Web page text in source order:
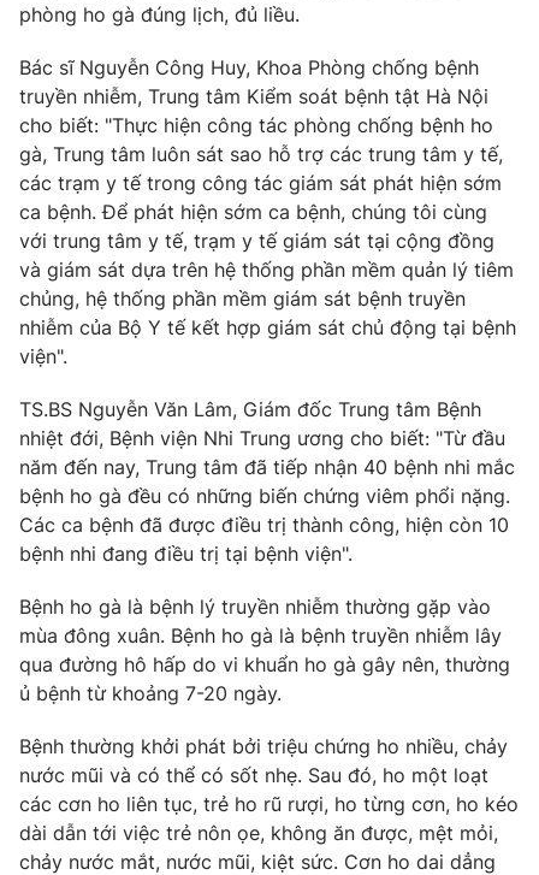
Nhân vật
Khán giả
Giải sao mai
Giải trí
Điện ảnh
Âm nhạc
Sao
Đời sống
Du lịch
Làm đẹp
Chất lượng cuộc sống
Giáo dục
Tuyển sinh
Học trực tuyến
Công nghệ
Hitech Công nghệ tương lai
Sản phẩm
Thị trường
Tư vấn
Giao lưu trực tuyến
Lịch phát sóng
Chuyên mục khác
Emagazine Podcast
Photo Infographic
Video Shorts video
VTV Money VTV Thể thao
VTV Sức khoẻ Bất động sản
Thị trường 24h Tấm lòng Việt
phòng ho gà đúng lịch, đủ liều.
Bác sĩ Nguyễn Công Huy, Khoa Phòng chống bệnh
truyền nhiễm, Trung tâm Kiểm soát bệnh tật Hà Nội
cho biết: "Thực hiện công tác phòng chống bệnh ho
gà, Trung tâm luôn sát sao hỗ trợ các trung tâm y tế,
các trạm y tế trong công tác giám sát phát hiện sớm
ca bệnh. Để phát hiện sớm ca bệnh, chúng tôi cùng
với trung tâm y tế, trạm y tế giám sát tại cộng đồng
và giám sát dựa trên hệ thống phần mềm quản lý tiêm
chủng, hệ thống phần mềm giám sát bệnh truyền
nhiễm của Bộ Y tế kết hợp giám sát chủ động tại bệnh
viện".
TS.BS Nguyễn Văn Lâm, Giám đốc Trung tâm Bệnh
nhiệt đới, Bệnh viện Nhi Trung ương cho biết: "Từ đầu
năm đến nay, Trung tâm đã tiếp nhận 40 bệnh nhi mắc
bệnh ho gà đều có những biến chứng viêm phổi nặng.
Các ca bệnh đã được điều trị thành công, hiện còn 10
bệnh nhi đang điều trị tại bệnh viện".
Bệnh ho gà là bệnh lý truyền nhiễm thường gặp vào
mùa đông xuân. Bệnh ho gà là bệnh truyền nhiễm lây
qua đường hô hấp do vi khuẩn ho gà gây nên, thường
ủ bệnh từ khoảng 7-20 ngày.
Bệnh thường khởi phát bởi triệu chứng ho nhiều, chảy
nước mũi và có thể có sốt nhẹ. Sau đó, ho một loạt
các cơn ho liên tục, trẻ ho rũ rượi, ho từng cơn, ho kéo
dài dẫn tới việc trẻ nôn ọe, không ăn được, mệt mỏi,
chảy nước mắt, nước mũi, kiệt sức. Cơn ho dai dẳng